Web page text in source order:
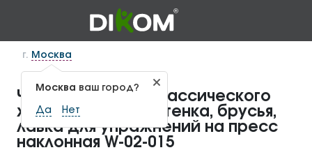
г. Москва
Москва ваш город?
Да Нет
Четыре турника классического
хвата, шведская стенка, брусья,
лавка для упражнений на пресс
наклонная W-02-015